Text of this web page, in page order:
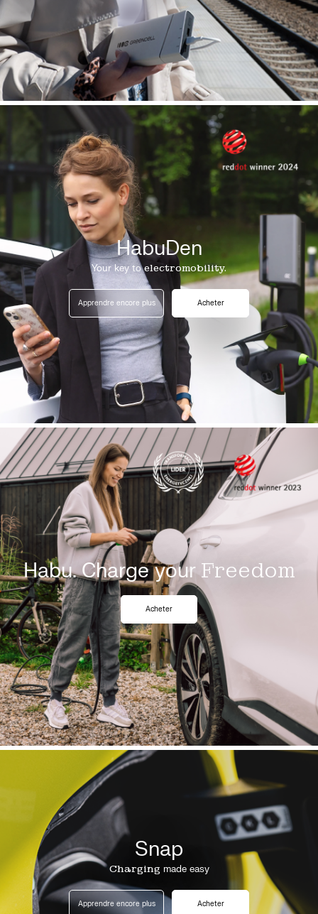
HabuDen
Your key toelectromobility.
Apprendre encore plus Acheter
Habu. Charge yourFreedom
Acheter
Snap
Charging made easy
Apprendre encore plus Acheter